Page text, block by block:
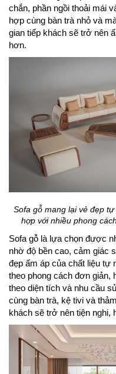
chắn, phần ngồi thoải mái
hợp cùng bàn trà nhỏ và
gian tiếp khách sẽ trở nên
hơn.
Sofa gỗ mang lại vẻ đẹp
hợp với nhiều phong
Sofa gỗ là lựa chọn được
nhờ độ bền cao, cảm giác
đẹp ấm áp của chất liệu tự
theo phong cách đơn giản,
theo diện tích và nhu cầu
cùng bàn trà, kệ tivi và
khách sẽ trở nên tiện nghi,